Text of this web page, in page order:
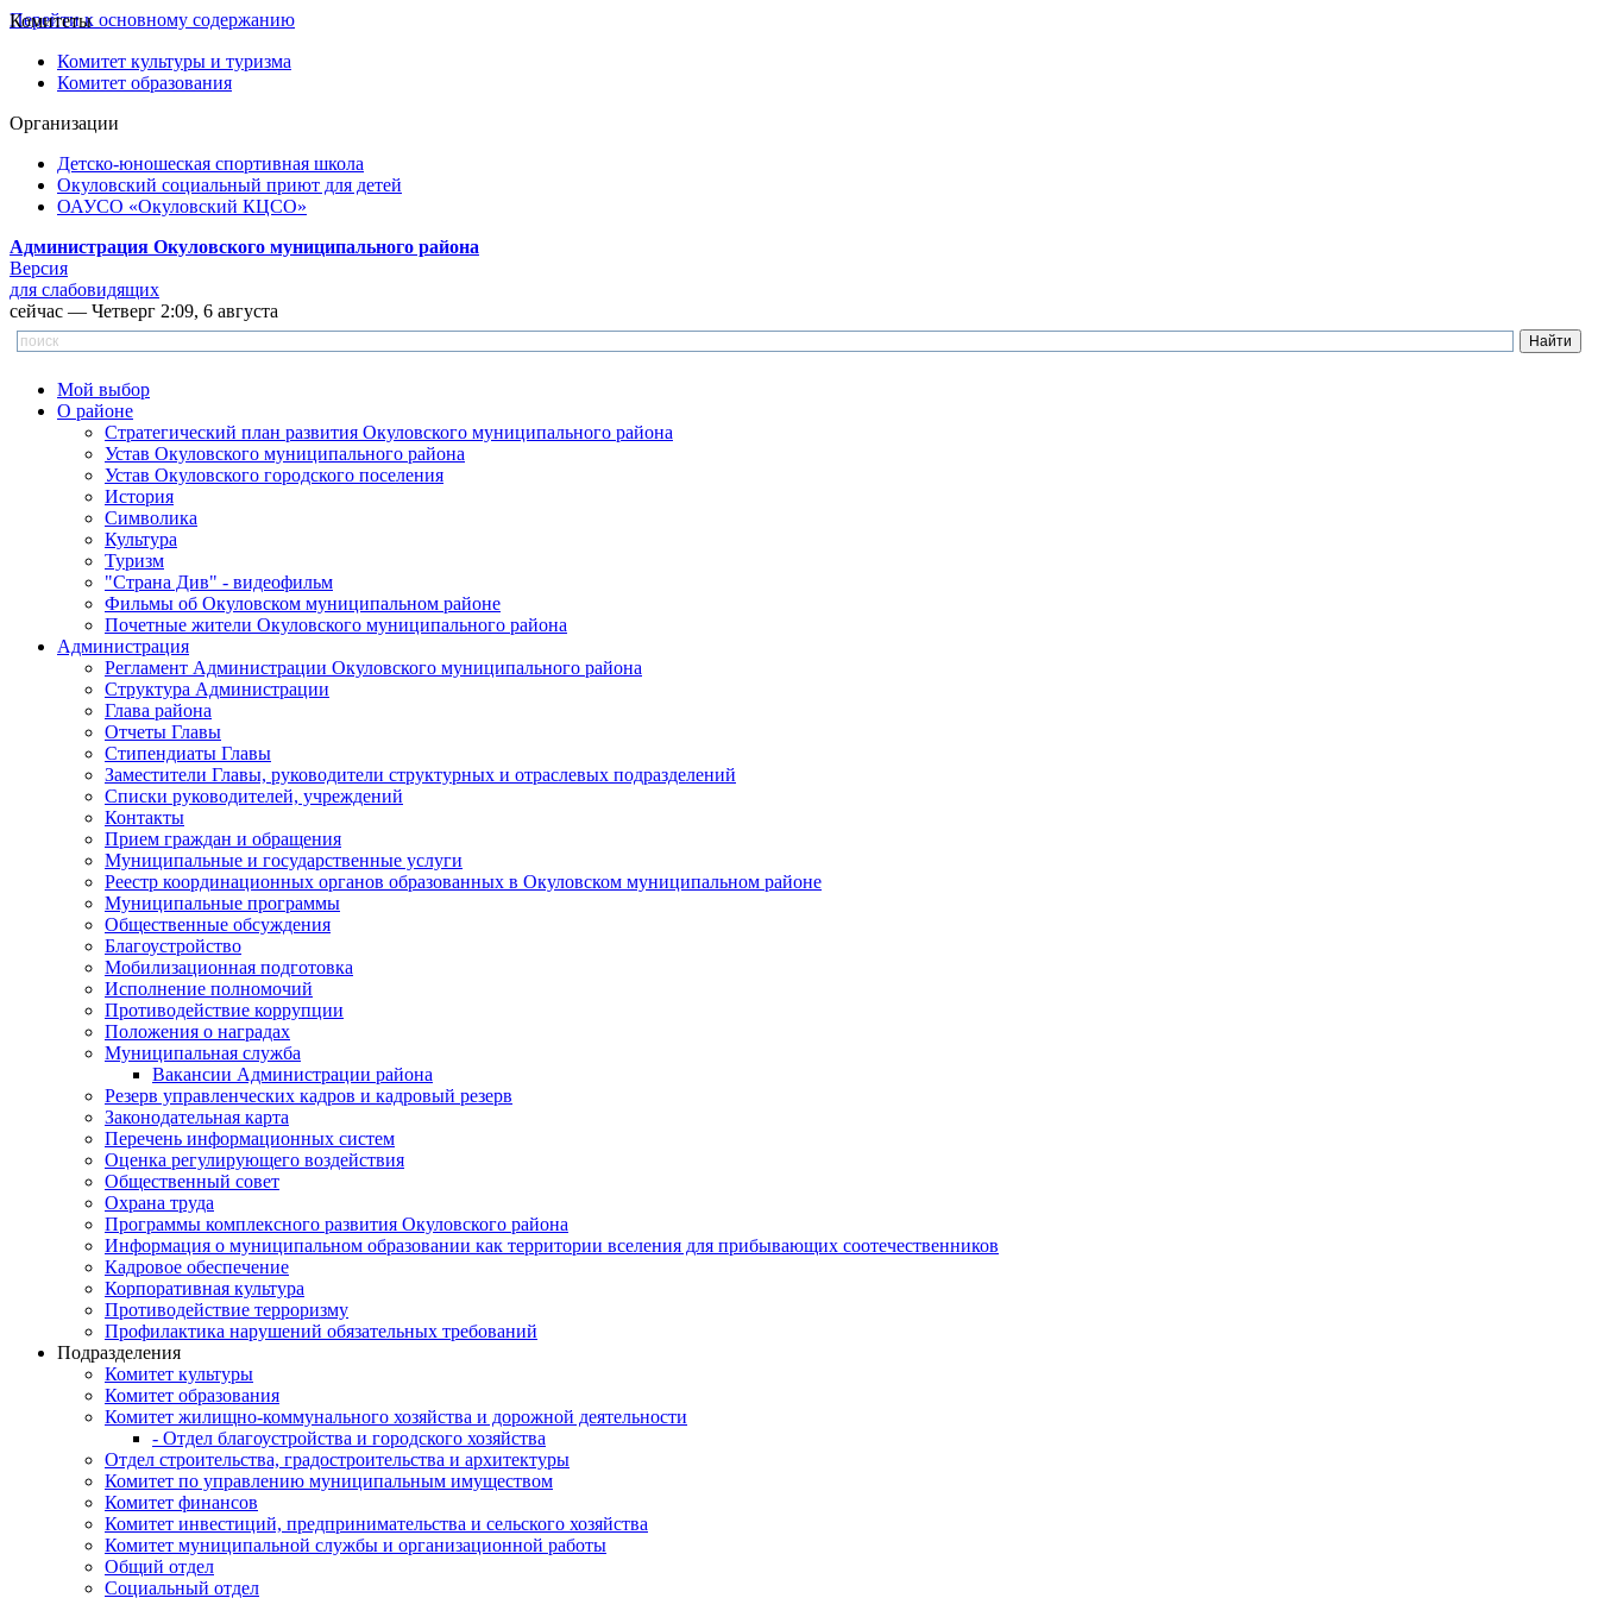
Перейти к основному содержанию
Комитеты
Комитет культуры и туризма
Комитет образования
Организации
Детско-юношеская спортивная школа
Окуловский социальный приют для детей
ОАУСО «Окуловский КЦСО»
Администрация Окуловского муниципального района
Версия
для слабовидящих
сейчас — Четверг 2:09, 6 августа
Мой выбор
О районе
Стратегический план развития Окуловского муниципального района
Устав Окуловского муниципального района
Устав Окуловского городского поселения
История
Символика
Культура
Туризм
"Страна Див" - видеофильм
Фильмы об Окуловском муниципальном районе
Почетные жители Окуловского муниципального района
Администрация
Регламент Администрации Окуловского муниципального района
Структура Администрации
Глава района
Отчеты Главы
Стипендиаты Главы
Заместители Главы, руководители структурных и отраслевых подразделений
Списки руководителей, учреждений
Контакты
Прием граждан и обращения
Муниципальные и государственные услуги
Реестр координационных органов образованных в Окуловском муниципальном районе
Муниципальные программы
Общественные обсуждения
Благоустройство
Мобилизационная подготовка
Исполнение полномочий
Противодействие коррупции
Положения о наградах
Муниципальная служба
Вакансии Администрации района
Резерв управленческих кадров и кадровый резерв
Законодательная карта
Перечень информационных систем
Оценка регулирующего воздействия
Общественный совет
Охрана труда
Программы комплексного развития Окуловского района
Информация о муниципальном образовании как территории вселения для прибывающих соотечественников
Кадровое обеспечение
Корпоративная культура
Противодействие терроризму
Профилактика нарушений обязательных требований
Подразделения
Комитет культуры
Комитет образования
Комитет жилищно-коммунального хозяйства и дорожной деятельности
- Отдел благоустройства и городского хозяйства
Отдел строительства, градостроительства и архитектуры
Комитет по управлению муниципальным имуществом
Комитет финансов
Комитет инвестиций, предпринимательства и сельского хозяйства
Комитет муниципальной службы и организационной работы
Общий отдел
Социальный отдел